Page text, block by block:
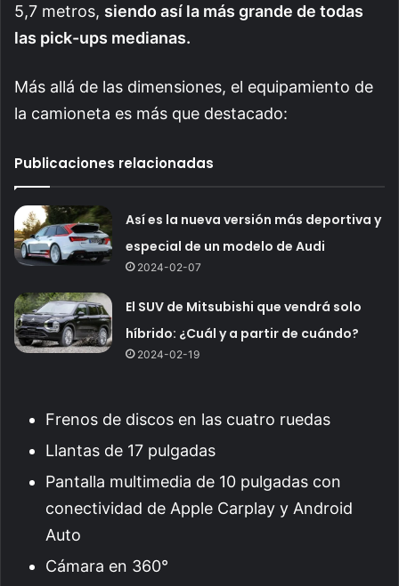
5,7 metros, siendo así la más grande de todas
las pick-ups medianas.
Más allá de las dimensiones, el equipamiento de
la camioneta es más que destacado:
Publicaciones relacionadas
Así es la nueva versión más deportiva y
especial de un modelo de Audi
2024-02-07
El SUV de Mitsubishi que vendrá solo
híbrido: ¿Cuál y a partir de cuándo?
2024-02-19
Frenos de discos en las cuatro ruedas
Llantas de 17 pulgadas
Pantalla multimedia de 10 pulgadas con
conectividad de Apple Carplay y Android
Auto
Cámara en 360°